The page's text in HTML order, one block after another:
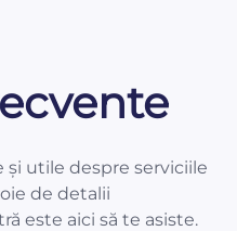
și utile despre serviciile
de detalii
este aici să te asiste.